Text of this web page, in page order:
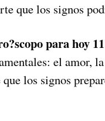
que los signos
para hoy
el amor,
los signos